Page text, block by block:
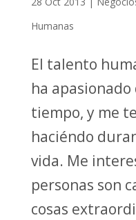
Humanas
El talento
ha
tiempo, y me
haciéndo
vida. Me
personas son
cosas